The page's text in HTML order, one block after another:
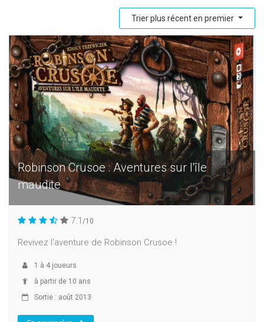
Trier plus récent en premier
Robinson Crusoe : Aventures sur l'île
maudite
7.1 /10
Revivez l'aventure de Robinson Crusoe !
1 à 4 joueurs
à partir de 10 ans
Sortie : août 2013